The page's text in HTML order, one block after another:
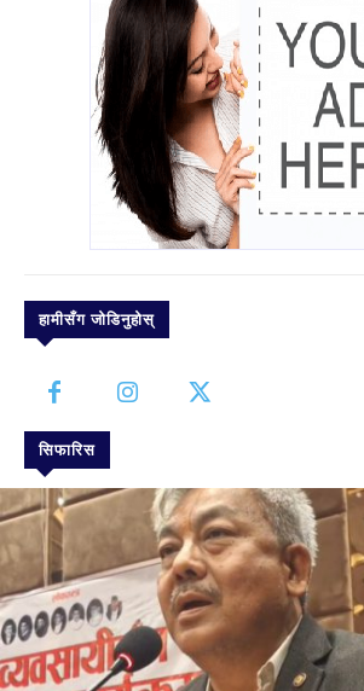
हामीसँग जोडिनुहोस्
सिफारिस